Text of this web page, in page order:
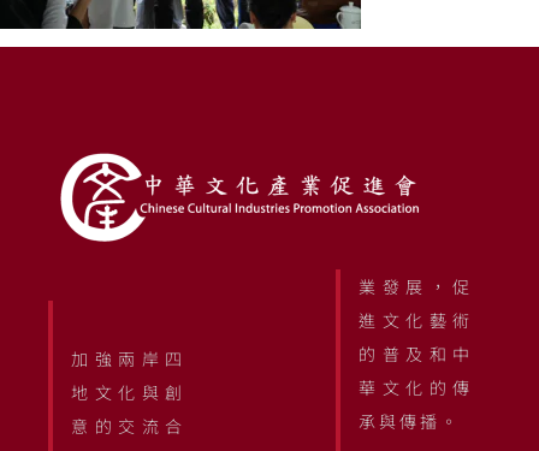
加強兩岸四
地文化與創
意的交流合
業發展，促
進文化藝術
的普及和中
華文化的傳
承與傳播。